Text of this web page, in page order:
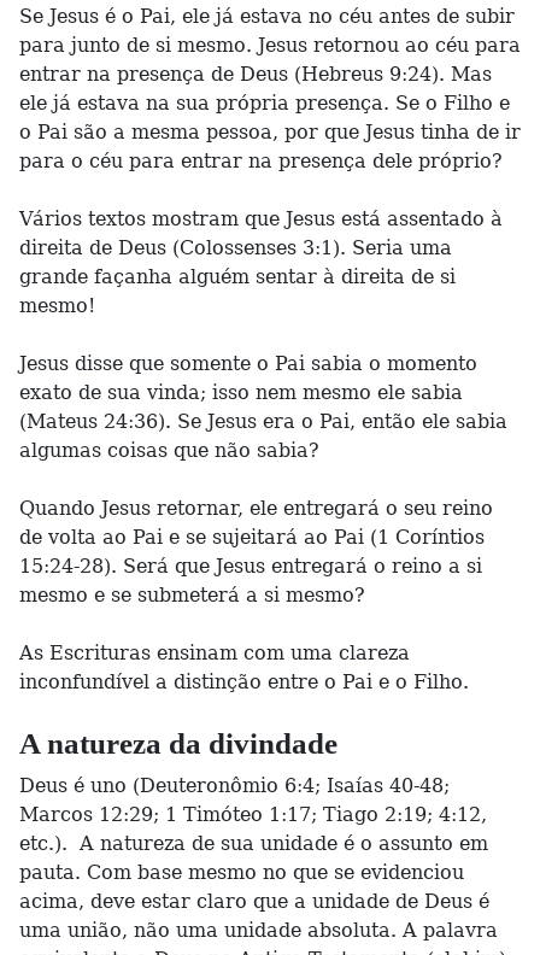
Se Jesus é o Pai, ele já estava no céu antes de subir
para junto de si mesmo. Jesus retornou ao céu para
entrar na presença de Deus (Hebreus 9:24). Mas
ele já estava na sua própria presença. Se o Filho e
o Pai são a mesma pessoa, por que Jesus tinha de ir
para o céu para entrar na presença dele próprio?
Vários textos mostram que Jesus está assentado à
direita de Deus (Colossenses 3:1). Seria uma
grande façanha alguém sentar à direita de si
mesmo!
Jesus disse que somente o Pai sabia o momento
exato de sua vinda; isso nem mesmo ele sabia
(Mateus 24:36). Se Jesus era o Pai, então ele sabia
algumas coisas que não sabia?
Quando Jesus retornar, ele entregará o seu reino
de volta ao Pai e se sujeitará ao Pai (1 Coríntios
15:24-28). Será que Jesus entregará o reino a si
mesmo e se submeterá a si mesmo?
As Escrituras ensinam com uma clareza
inconfundível a distinção entre o Pai e o Filho.
A natureza da divindade
Deus é uno (Deuteronômio 6:4; Isaías 40-48;
Marcos 12:29; 1 Timóteo 1:17; Tiago 2:19; 4:12,
etc.). A natureza de sua unidade é o assunto em
pauta. Com base mesmo no que se evidenciou
acima, deve estar claro que a unidade de Deus é
uma união, não uma unidade absoluta. A palavra